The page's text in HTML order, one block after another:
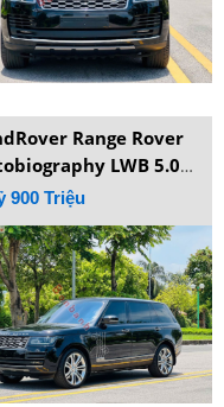
Range Rover
LWB 5.0
2015
900 Triệu